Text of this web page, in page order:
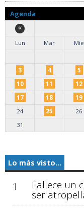
Agenda
Lun
Mar Mie
3
4 5
10
11 12
17
18 19
24
25 26
31
Lo más visto...
1 Fallece un
ser